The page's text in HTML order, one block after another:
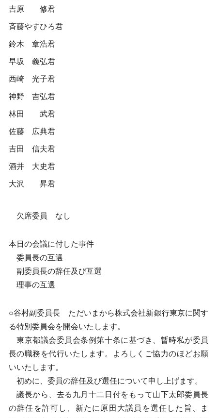
吉原 修君
斉藤やすひろ君
鈴木 章浩君
早坂 義弘君
西崎 光子君
神野 吉弘君
林田 武君
佐藤 広典君
吉田 信夫君
酒井 大史君
大沢 昇君
欠席委員 なし
本日の会議に付した事件
委員長の互選
副委員長の辞任及び互選
理事の互選
○谷村副委員長 ただいまから株式会社新銀行東京に関す
る特別委員会を開会いたします。
東京都議会委員会条例第十条に基づき、暫時私が委員
長の職務を代行いたします。よろしくご協力のほどお願
いいたします。
初めに、委員の辞任及び選任について申し上げます。
議長から、去る九月十二日付をもって山下太郎委員長
の辞任を許可し、新たに原田大議員を選任した旨、ま